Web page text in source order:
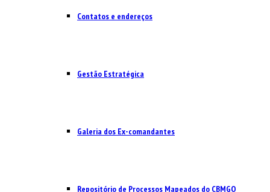
Contatos e endereços
Gestão Estratégica
Galeria dos Ex-comandantes
Repositório de Processos Mapeados do CBMGO